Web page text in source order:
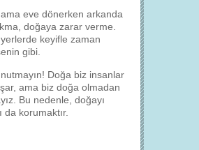
eve dönerken arkanda
doğaya zarar verme.
keyifle zaman
gibi.
Doğa biz insanlar
ama biz doğa olmadan
Bu nedenle, doğayı
da korumaktır.